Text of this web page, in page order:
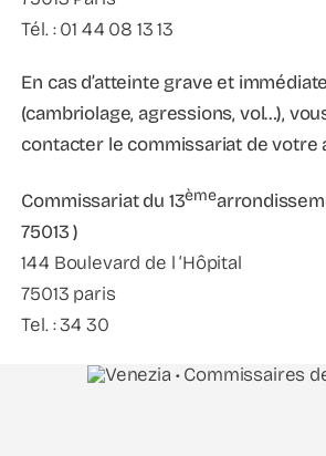
Tél. : 01 44 08 13 13
En cas d’atteinte grave et
(cambriolage, agressions, vol…),
contacter le commissariat de votre
Commissariat du 13ème
75013 )
144 Boulevard de l ‘Hôpital
75013 paris
Tel. : 34 30